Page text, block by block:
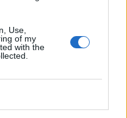
Use,
of my
with the
μας. Ωραία, τουλάχιστον